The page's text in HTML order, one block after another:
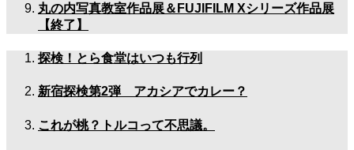
丸の内写真教室作品展＆FUJIFILM Xシリーズ作品展
【終了】
探検！とら食堂はいつも行列
新宿探検第2弾 アカシアでカレー？
これが桃？トルコって不思議。